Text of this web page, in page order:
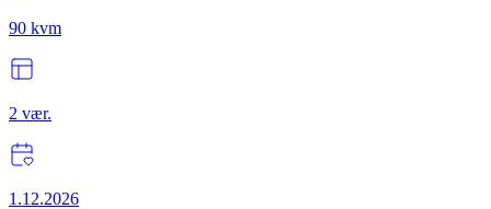
90 kvm
2 vær.
1.12.2026